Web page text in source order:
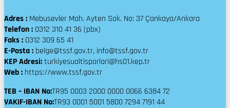
Adres : Mebusevler Mah. Ayten Sok. No: 37 Çankaya/Ankara
Telefon : 0312 310 41 36 (pbx)
Faks : 0312 309 65 41
E-Posta : belge@tssf.gov.tr, info@tssf.gov.tr
KEP Adresi:turkiyesualtisporlari@hs01.kep.tr
Web : https://www.tssf.gov.tr
TEB – IBAN No:TR95 0003 2000 0000 0066 6384 72
VAKIF-IBAN No:TR93 0001 5001 5800 7294 7191 44